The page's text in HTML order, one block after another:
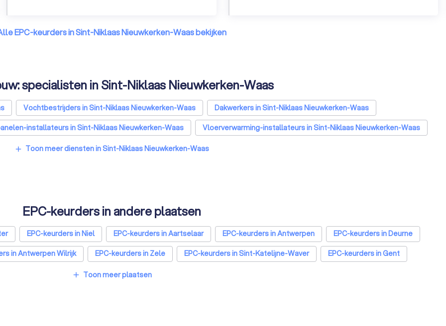
EPC-keurders in Sint-Niklaas Nieuwkerken-Waas bekijken
specialisten in Sint-Niklaas Nieuwkerken-Waas
Vochtbestrijders in Sint-Niklaas Nieuwkerken-Waas
Dakwerkers in Sint-Niklaas Nieuwkerken-Waas
installateurs in Sint-Niklaas Nieuwkerken-Waas
Vloerverwarming-installateurs in Sint-Niklaas Nieuwkerken-Waas
Ramen en deuren specialisten in Sint-Niklaas Nieuwkerken-Waas
add Toon meer diensten in Sint-Niklaas Nieuwkerken-Waas
EPC-keurders in andere plaatsen
EPC-keurders in Niel EPC-keurders in Aartselaar EPC-keurders in Antwerpen
EPC-keurders in Deurne
in Antwerpen Wilrijk EPC-keurders in Zele EPC-keurders in Sint-Katelijne-Waver
EPC-keurders in Gent
EPC-keurders in Aalst EPC-keurders in Mechelen
add Toon meer plaatsen